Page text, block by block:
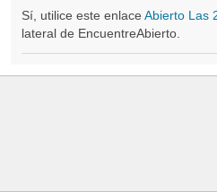
Sí, utilice este enlace Abierto Las
lateral de EncuentreAbierto.